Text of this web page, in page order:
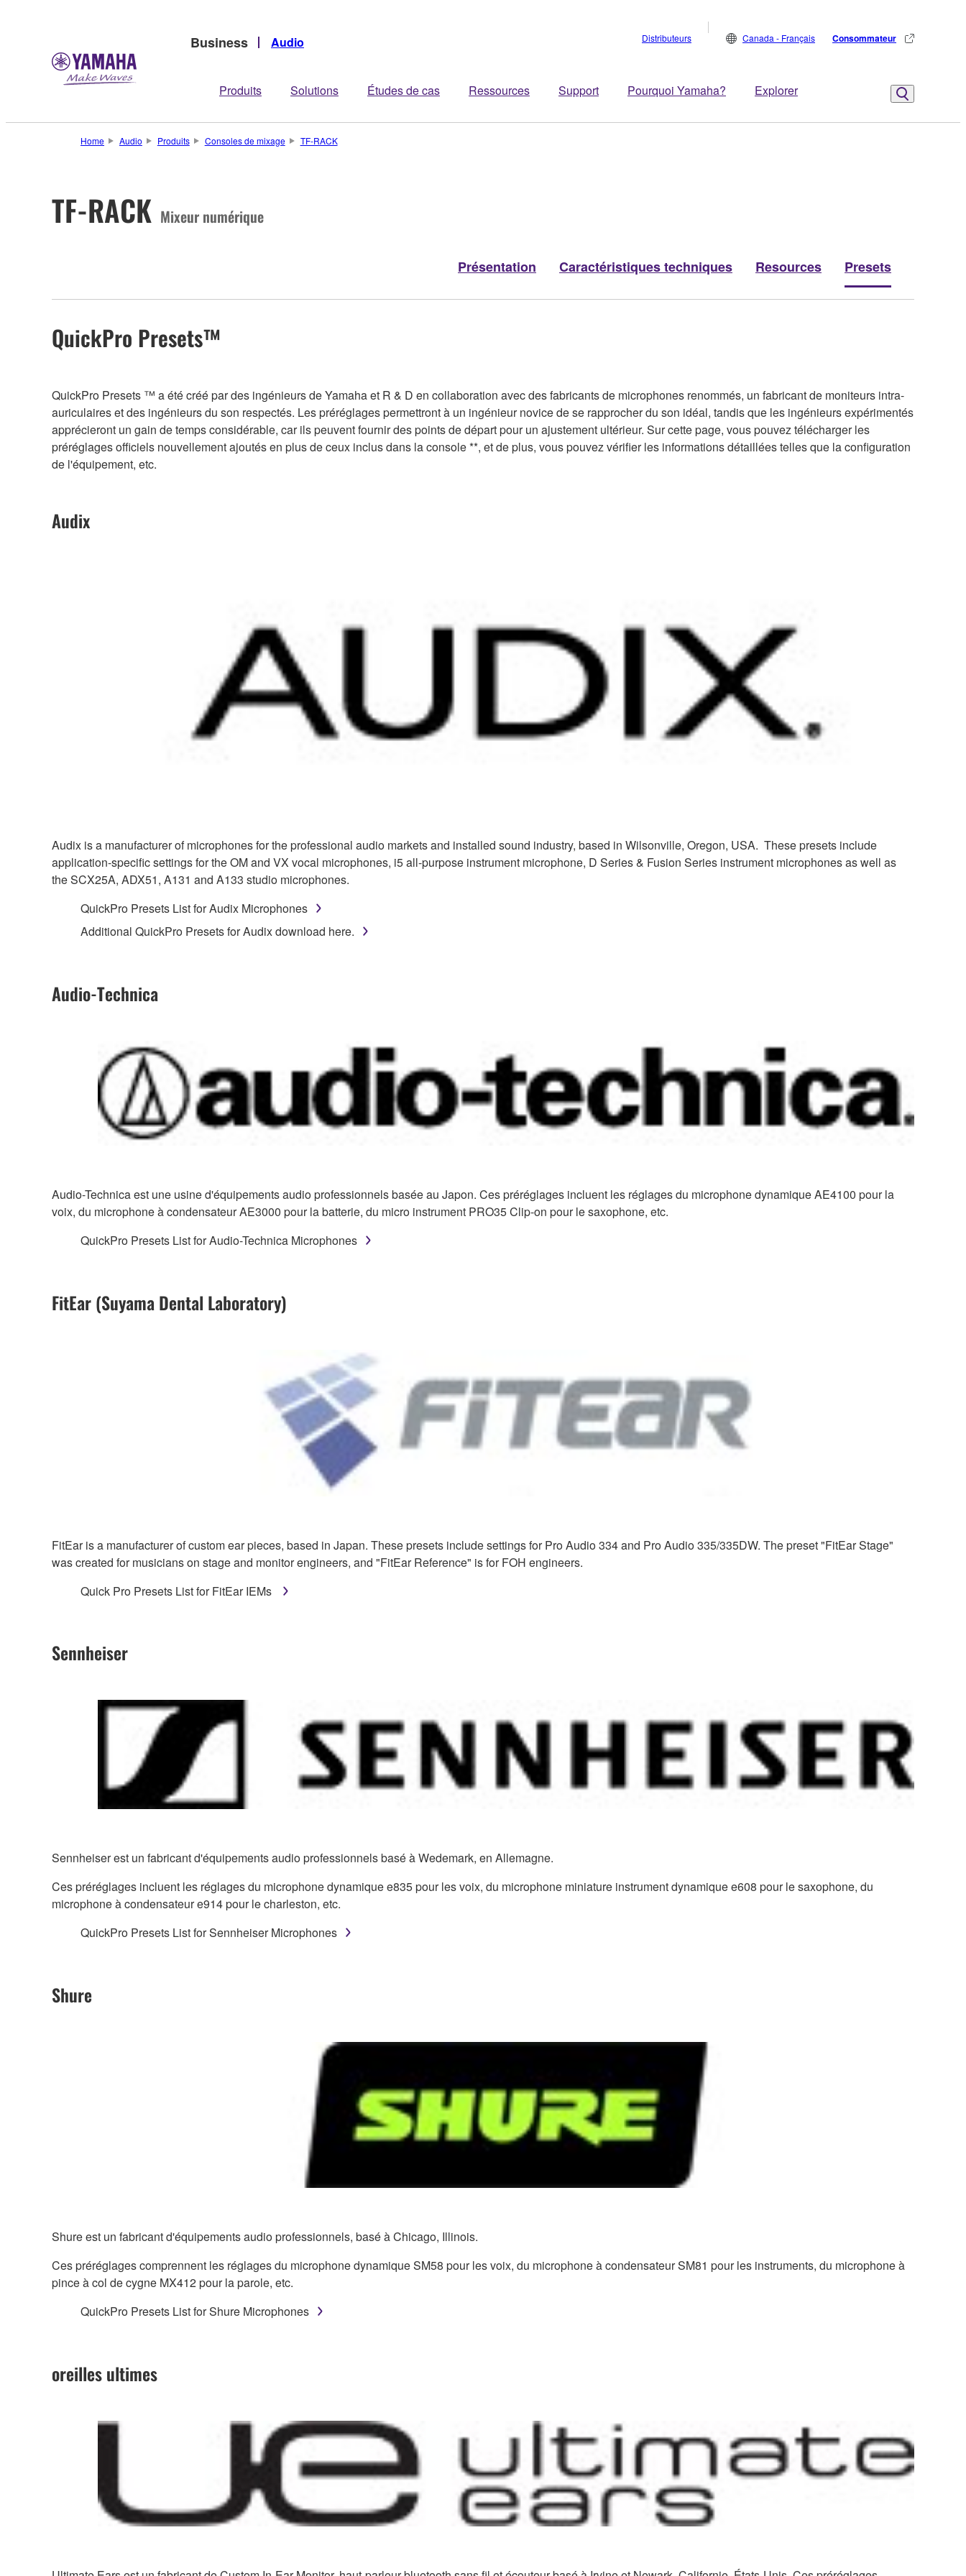
Business Audio
Produits Solutions Études de cas Ressources Support Pourquoi Yamaha? Explorer
Distributeurs Canada - Français Consommateur
Home Audio Produits Consoles de mixage TF-RACK
TF-RACK Mixeur numérique
Présentation Caractéristiques techniques Resources Presets
QuickPro Presets™
QuickPro Presets ™ a été créé par des ingénieurs de Yamaha et R & D en collaboration avec des fabricants de microphones renommés, un fabricant de moniteurs intra-
auriculaires et des ingénieurs du son respectés. Les préréglages permettront à un ingénieur novice de se rapprocher du son idéal, tandis que les ingénieurs expérimentés
apprécieront un gain de temps considérable, car ils peuvent fournir des points de départ pour un ajustement ultérieur. Sur cette page, vous pouvez télécharger les
préréglages officiels nouvellement ajoutés en plus de ceux inclus dans la console **, et de plus, vous pouvez vérifier les informations détaillées telles que la configuration
de l'équipement, etc.
Audix
Audix is a manufacturer of microphones for the professional audio markets and installed sound industry, based in Wilsonville, Oregon, USA. These presets include
application-specific settings for the OM and VX vocal microphones, i5 all-purpose instrument microphone, D Series & Fusion Series instrument microphones as well as
the SCX25A, ADX51, A131 and A133 studio microphones.
QuickPro Presets List for Audix Microphones
Additional QuickPro Presets for Audix download here.
Audio-Technica
Audio-Technica est une usine d'équipements audio professionnels basée au Japon. Ces préréglages incluent les réglages du microphone dynamique AE4100 pour la
voix, du microphone à condensateur AE3000 pour la batterie, du micro instrument PRO35 Clip-on pour le saxophone, etc.
QuickPro Presets List for Audio-Technica Microphones
FitEar (Suyama Dental Laboratory)
FitEar is a manufacturer of custom ear pieces, based in Japan. These presets include settings for Pro Audio 334 and Pro Audio 335/335DW. The preset "FitEar Stage"
was created for musicians on stage and monitor engineers, and "FitEar Reference" is for FOH engineers.
Quick Pro Presets List for FitEar IEMs
Sennheiser
Sennheiser est un fabricant d'équipements audio professionnels basé à Wedemark, en Allemagne.
Ces préréglages incluent les réglages du microphone dynamique e835 pour les voix, du microphone miniature instrument dynamique e608 pour le saxophone, du
microphone à condensateur e914 pour le charleston, etc.
QuickPro Presets List for Sennheiser Microphones
Shure
Shure est un fabricant d'équipements audio professionnels, basé à Chicago, Illinois.
Ces préréglages comprennent les réglages du microphone dynamique SM58 pour les voix, du microphone à condensateur SM81 pour les instruments, du microphone à
pince à col de cygne MX412 pour la parole, etc.
QuickPro Presets List for Shure Microphones
oreilles ultimes